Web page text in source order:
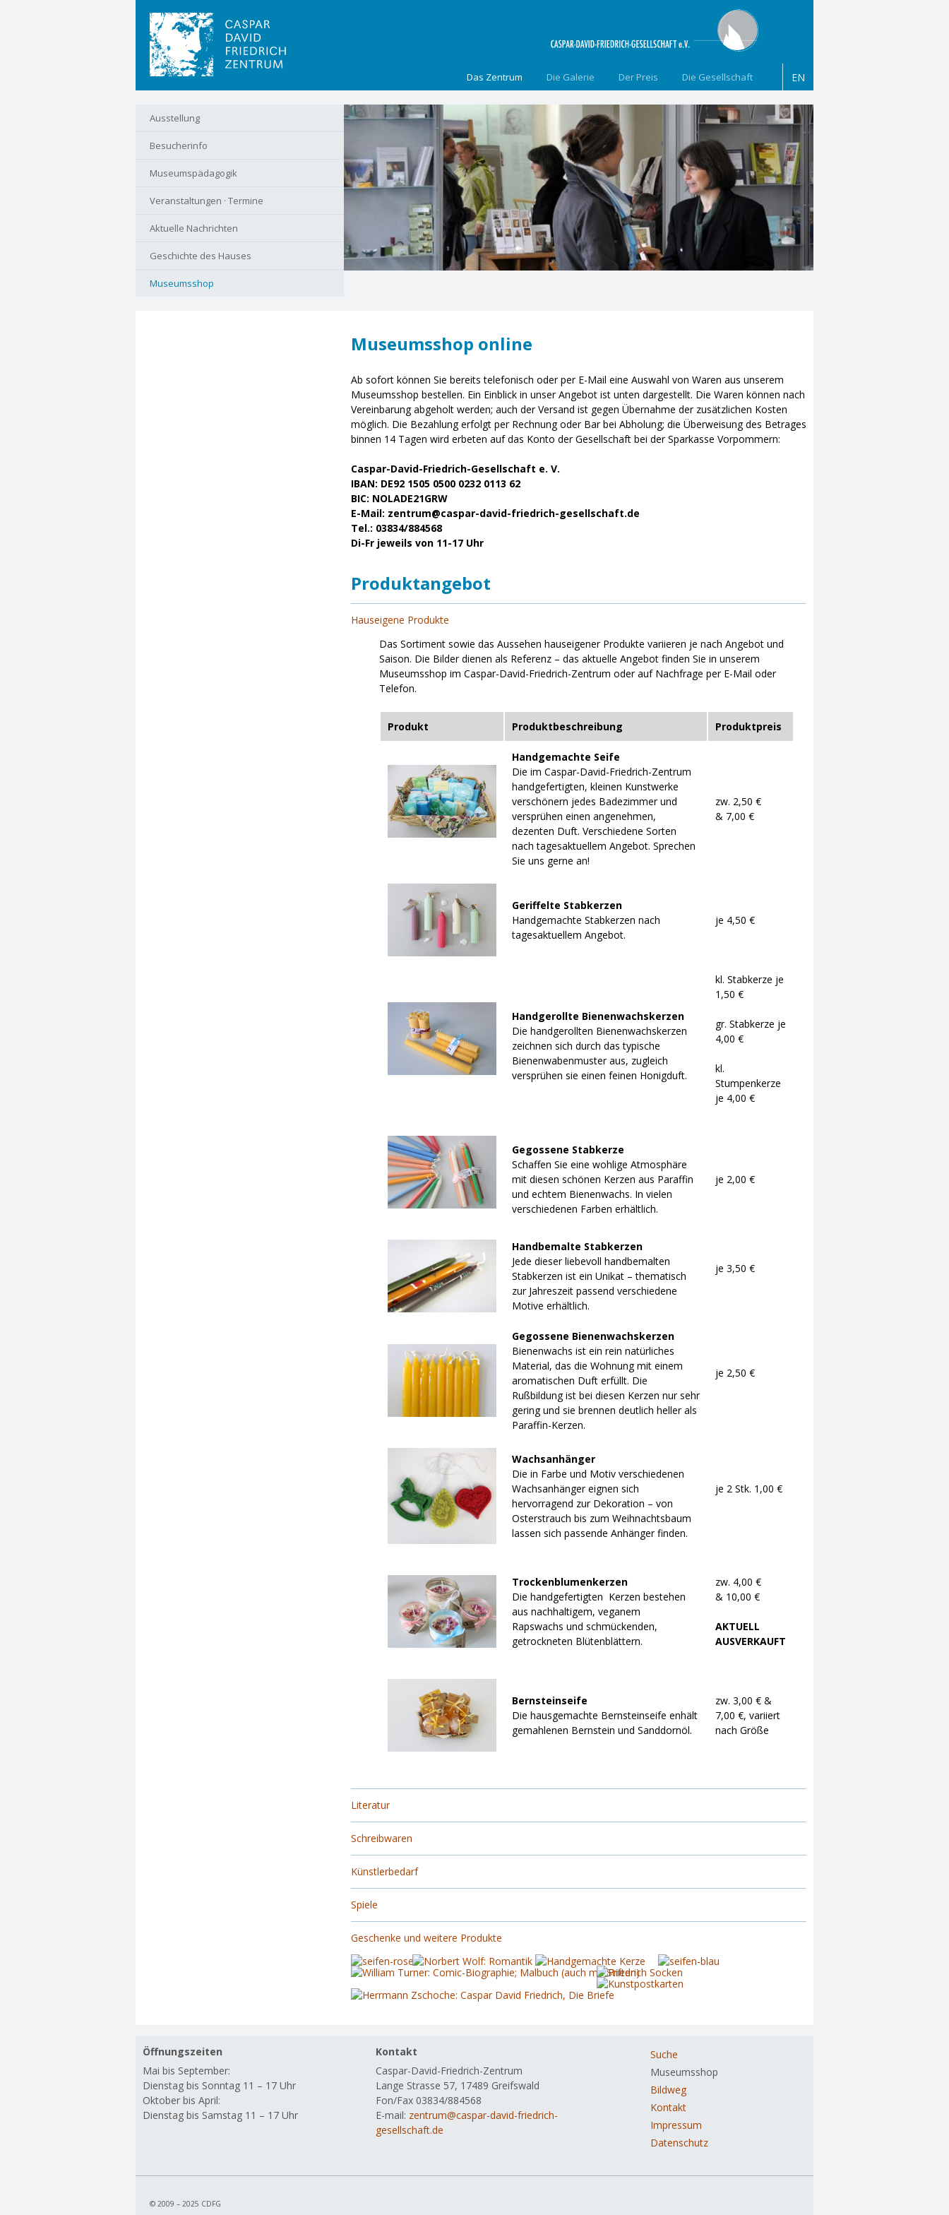
EN
überspringen
Das Zentrum Die Galerie Der Preis Die Gesellschaft
Navigation
Ausstellung
Besucherinfo
Museumspädagogik
Veranstaltungen · Termine
Aktuelle Nachrichten
Geschichte des Hauses
Museumsshop
Museumsshop online
Ab sofort können Sie bereits telefonisch oder per E-Mail eine Auswahl von Waren aus unserem
Museumsshop bestellen. Ein Einblick in unser Angebot ist unten dargestellt. Die Waren können nach
Vereinbarung abgeholt werden; auch der Versand ist gegen Übernahme der zusätzlichen Kosten
möglich. Die Bezahlung erfolgt per Rechnung oder Bar bei Abholung; die Überweisung des Betrages
binnen 14 Tagen wird erbeten auf das Konto der Gesellschaft bei der Sparkasse Vorpommern:
Caspar-David-Friedrich-Gesellschaft e. V.
IBAN: DE92 1505 0500 0232 0113 62
BIC: NOLADE21GRW
E-Mail: zentrum@caspar-david-friedrich-gesellschaft.de
Tel.: 03834/884568
Di-Fr jeweils von 11-17 Uhr
Produktangebot
Hauseigene Produkte
Das Sortiment sowie das Aussehen hauseigener Produkte variieren je nach Angebot und
Saison. Die Bilder dienen als Referenz – das aktuelle Angebot finden Sie in unserem
Museumsshop im Caspar-David-Friedrich-Zentrum oder auf Nachfrage per E-Mail oder
Telefon.
Produkt Produktbeschreibung Produktpreis
Handgemachte Seife
Die im Caspar-David-Friedrich-Zentrum
handgefertigten, kleinen Kunstwerke
verschönern jedes Badezimmer und
versprühen einen angenehmen,
dezenten Duft. Verschiedene Sorten
nach tagesaktuellem Angebot. Sprechen
Sie uns gerne an!
zw. 2,50 €
& 7,00 €
Geriffelte Stabkerzen
Handgemachte Stabkerzen nach
tagesaktuellem Angebot.
je 4,50 €
Handgerollte Bienenwachskerzen
Die handgerollten Bienenwachskerzen
zeichnen sich durch das typische
Bienenwabenmuster aus, zugleich
versprühen sie einen feinen Honigduft.
kl. Stabkerze je
1,50 €
gr. Stabkerze je
4,00 €
kl.
Stumpenkerze
je 4,00 €
Gegossene Stabkerze
Schaffen Sie eine wohlige Atmosphäre
mit diesen schönen Kerzen aus Paraffin
und echtem Bienenwachs. In vielen
verschiedenen Farben erhältlich.
je 2,00 €
Handbemalte Stabkerzen
Jede dieser liebevoll handbemalten
Stabkerzen ist ein Unikat – thematisch
zur Jahreszeit passend verschiedene
Motive erhältlich.
je 3,50 €
Gegossene Bienenwachskerzen
Bienenwachs ist ein rein natürliches
Material, das die Wohnung mit einem
aromatischen Duft erfüllt. Die
Rußbildung ist bei diesen Kerzen nur sehr
gering und sie brennen deutlich heller als
Paraffin-Kerzen.
je 2,50 €
Wachsanhänger
Die in Farbe und Motiv verschiedenen
Wachsanhänger eignen sich
hervorragend zur Dekoration – von
Osterstrauch bis zum Weihnachtsbaum
lassen sich passende Anhänger finden.
je 2 Stk. 1,00 €
Trockenblumenkerzen
Die handgefertigten Kerzen bestehen
aus nachhaltigem, veganem
Rapswachs und schmückenden,
getrockneten Blütenblättern.
zw. 4,00 €
& 10,00 €
AKTUELL
AUSVERKAUFT
Bernsteinseife
Die hausgemachte Bernsteinseife enhält
gemahlenen Bernstein und Sanddornöl.
zw. 3,00 € &
7,00 €, variiert
nach Größe
Literatur
Schreibwaren
Künstlerbedarf
Spiele
Geschenke und weitere Produkte
Öffnungszeiten
Mai bis September:
Dienstag bis Sonntag 11 – 17 Uhr
Oktober bis April:
Dienstag bis Samstag 11 – 17 Uhr
Kontakt
Caspar-David-Friedrich-Zentrum
Lange Strasse 57, 17489 Greifswald
Fon/Fax 03834/884568
E-mail: zentrum@caspar-david-friedrich-
gesellschaft.de
überspringen
Suche
Museumsshop
Bildweg
Kontakt
Impressum
Datenschutz
© 2009 – 2025 CDFG